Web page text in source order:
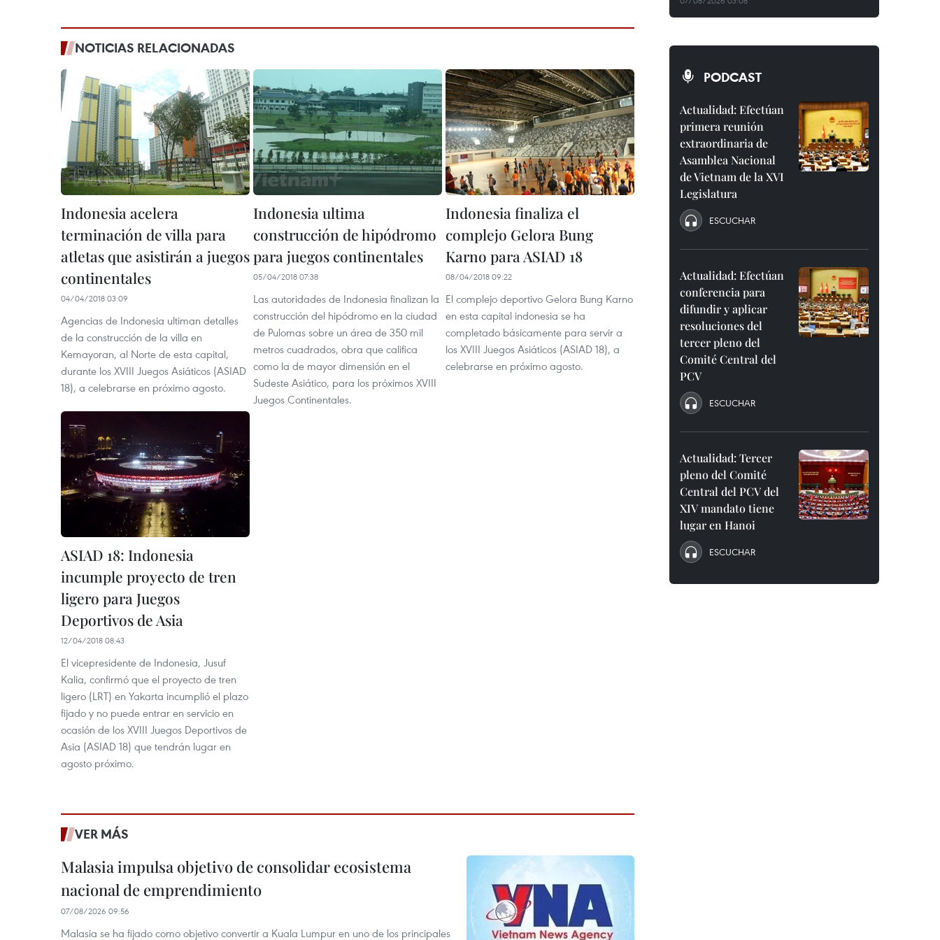
NOTICIAS RELACIONADAS
Indonesia acelera
terminación de villa para
atletas que asistirán a juegos
continentales
04/04/2018 03:09
Agencias de Indonesia ultiman detalles
de la construcción de la villa en
Kemayoran, al Norte de esta capital,
durante los XVIII Juegos Asiáticos (ASIAD
18), a celebrarse en próximo agosto.
Indonesia ultima
construcción de hipódromo
para juegos continentales
05/04/2018 07:38
Las autoridades de Indonesia finalizan la
construcción del hipódromo en la ciudad
de Pulomas sobre un área de 350 mil
metros cuadrados, obra que califica
como la de mayor dimensión en el
Sudeste Asiático, para los próximos XVIII
Juegos Continentales.
Indonesia finaliza el
complejo Gelora Bung
Karno para ASIAD 18
08/04/2018 09:22
El complejo deportivo Gelora Bung Karno
en esta capital indonesia se ha
completado básicamente para servir a
los XVIII Juegos Asiáticos (ASIAD 18), a
celebrarse en próximo agosto.
ASIAD 18: Indonesia
incumple proyecto de tren
ligero para Juegos
Deportivos de Asia
12/04/2018 08:43
El vicepresidente de Indonesia, Jusuf
Kalia, confirmó que el proyecto de tren
ligero (LRT) en Yakarta incumplió el plazo
fijado y no puede entrar en servicio en
ocasión de los XVIII Juegos Deportivos de
Asia (ASIAD 18) que tendrán lugar en
agosto próximo.
VER MÁS
Malasia impulsa objetivo de consolidar ecosistema
nacional de emprendimiento
07/08/2026 09:56
Malasia se ha fijado como objetivo convertir a Kuala Lumpur en uno de los principales
PODCAST
Actualidad: Efectúan
primera reunión
extraordinaria de
Asamblea Nacional
de Vietnam de la XVI
Legislatura
ESCUCHAR
Actualidad: Efectúan
conferencia para
difundir y aplicar
resoluciones del
tercer pleno del
Comité Central del
PCV
ESCUCHAR
Actualidad: Tercer
pleno del Comité
Central del PCV del
XIV mandato tiene
lugar en Hanoi
ESCUCHAR